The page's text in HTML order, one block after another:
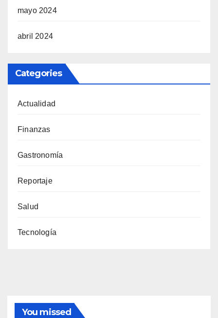
mayo 2024
abril 2024
Categories
Actualidad
Finanzas
Gastronomía
Reportaje
Salud
Tecnología
You missed